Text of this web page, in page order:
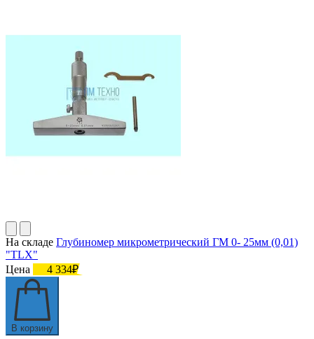
На складе Глубиномер микрометрический ГМ 0- 25мм (0,01)
"TLX"
Цена
4 334₽
В корзину